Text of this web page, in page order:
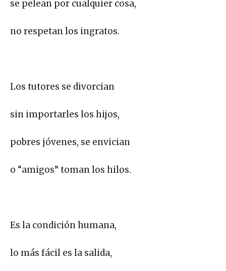
se pelean por cualquier cosa,
no respetan los ingratos.
Los tutores se divorcian
sin importarles los hijos,
pobres jóvenes, se envician
o “amigos” toman los hilos.
Es la condición humana,
lo más fácil es la salida,